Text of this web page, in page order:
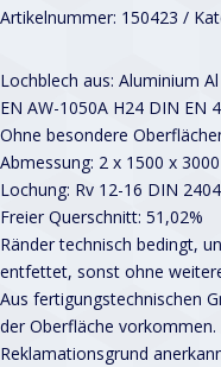
Artikelnummer: 150423
Lochblech aus: Aluminium
EN AW-1050A H24 DIN EN
Ohne besondere
Abmessung: 2 x 1500 x
Lochung: Rv 12-16 DIN
Freier Querschnitt: 51,02%
Ränder technisch bedingt,
entfettet, sonst ohne
Aus fertigungstechnischen
der Oberfläche
Reklamationsgrund